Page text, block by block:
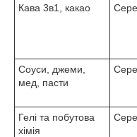
Кава 3в1, какао
Соуси, джеми,
мед, пасти
Гелі та побутова
хімія